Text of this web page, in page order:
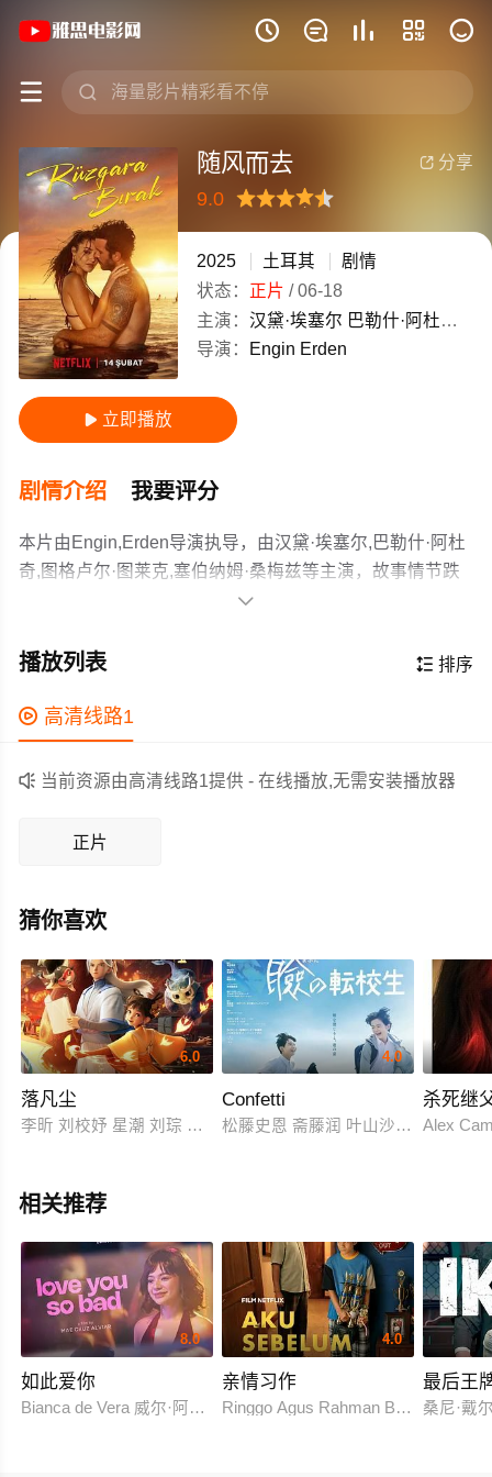
    
 
《随风而去》(2025)土耳其土耳其语高
 分享
随风而去
9.0
很差较差
还行推荐力荐
2025 土耳其
剧情
状态： 正片 /06-18
主演： 汉黛·埃塞尔 巴勒什·阿杜奇
导演：
Engin Erden
 立即播放
剧情介绍 我要评分
本片由Engin,Erden导演执导，由汉黛·埃塞尔,巴勒什·阿杜
奇,图格卢尔·图莱克,塞伯纳姆·桑梅兹等主演，故事情节跌
岩起伏、扣人心弦，领广大剧情片爱好者和观众们都期待
作为一部 上映的剧情电影，在当期同类题材影片中具有一
剧情紧凑，角色塑造鲜明，适合喜欢剧情类电影的观众观
看。

 排序
播放列表
 高清线路1
 当前资源由高清线路1提供 - 在线播放,无需安装播放器
正片
猜你喜欢
6.0
落凡尘
李昕 刘校妤 星潮 刘琮 孙路路 关帅 付博文
4.0
Confetti
松藤史恩 斋藤润 叶山沙良 村田寛
杀死继
Alex
相关推荐
8.0
如此爱你
Bianca de Vera 威尔·阿什利·德莱昂
4.0
亲情习作
Ringgo Agus Rahman Bima Sena
最后王
桑尼·戴